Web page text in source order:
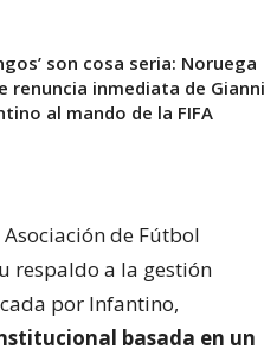
son cosa seria: Noruega
renuncia inmediata de Gianni
al mando de la FIFA
de Fútbol
respaldo a la gestión
por Infantino,
basada en un